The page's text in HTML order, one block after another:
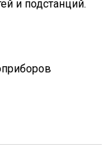
и подстанций.